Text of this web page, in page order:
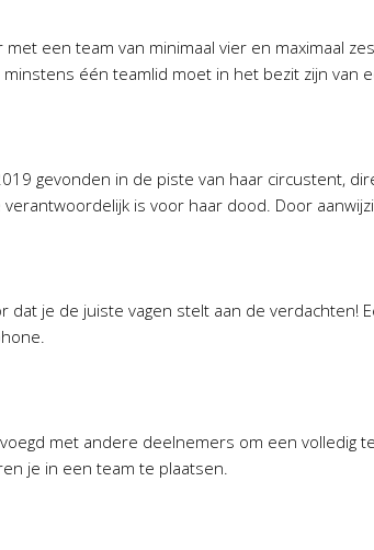
een team van minimaal vier en maximaal
één teamlid moet in het bezit zijn van
gevonden in de piste van haar circustent,
is voor haar dood. Door
je de juiste vagen stelt aan de verdachten!
met andere deelnemers om een volledig
je in een team te plaatsen.